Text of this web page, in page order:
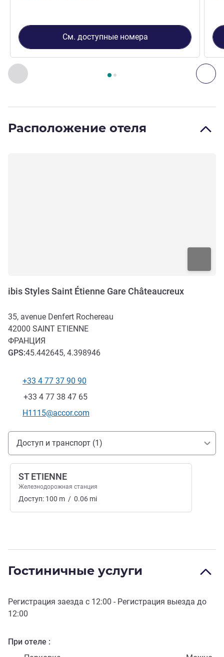
Назад - Номер
Страница , Номер 1 : Standard Room with 1 double
См. доступные номера
Расположение отеля
ibis Styles Saint Étienne Gare Châteaucreux
35, avenue Denfert Rochereau
42000 SAINT ETIENNE
ФРАНЦИЯ
GPS:45.442645, 4.398946
Телефон
+33 4 77 37 90 90
Факс
+33 4 77 38 47 65
Контактный адрес электронной почты
H1115@accor.com
Доступ и транспорт
Доступ и транспорт (1)
ST ETIENNE
Железнодорожная станция
Доступ: 100 m / 0.06 mi
Гостиничные услуги
Регистрация заезда с 12:00 - Регистрация выезда до
12:00
При отеле